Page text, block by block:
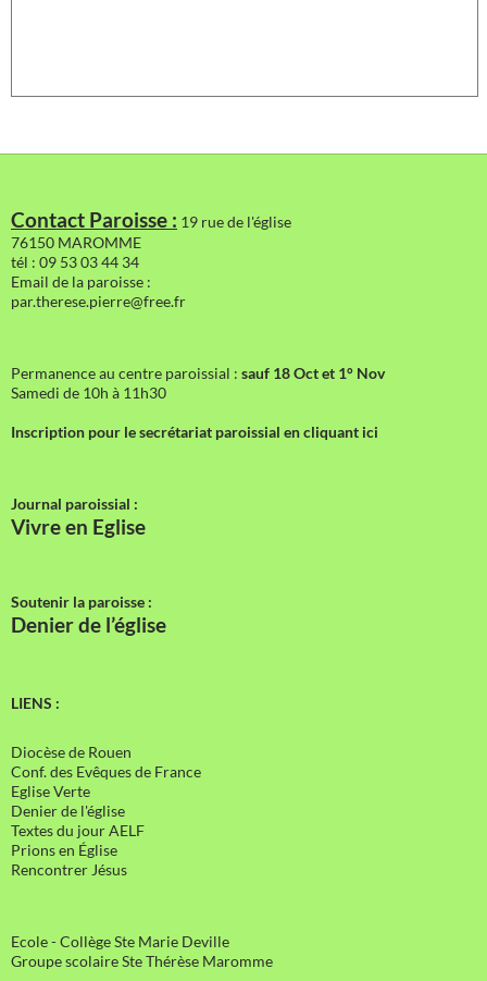
Contact Paroisse : 19 rue de l'église
76150 MAROMME
tél : 09 53 03 44 34
Email de la paroisse :
par.therese.pierre@free.fr
Permanence au centre paroissial : sauf 18 Oct et 1° Nov
Samedi de 10h à 11h30
Inscription pour le secrétariat paroissial en cliquant ici
Journal paroissial :
Vivre en Eglise
Soutenir la paroisse :
Denier de l’église
LIENS :
Diocèse de Rouen
Conf. des Evêques de France
Eglise Verte
Denier de l'église
Textes du jour AELF
Prions en Église
Rencontrer Jésus
Ecole - Collège Ste Marie Deville
Groupe scolaire Ste Thérèse Maromme